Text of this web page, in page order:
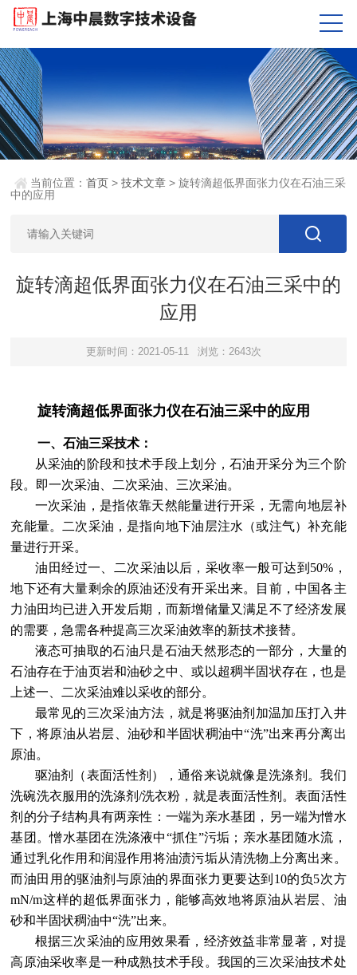
当前位置：首页 >技术文章 > 旋转滴超低界面张力仪在石油三采
中的应用
旋转滴超低界面张力仪在石油三采中的
应用
更新时间：2021-05-11 浏览：2643次
旋转滴超低界面张力仪在石油三采中的应用
一、石油三采技术：
从采油的阶段和技术手段上划分，石油开采分为三个阶
段。即一次采油、二次采油、三次采油。
一次采油，是指依靠天然能量进行开采，无需向地层补
充能量。二次采油，是指向地下油层注水（或注气）补充能
量进行开采。
油田经过一、二次采油以后，采收率一般可达到50%，
地下还有大量剩余的原油还没有开采出来。目前，中国各主
力油田均已进入开发后期，而新增储量又满足不了经济发展
的需要，急需各种提高三次采油效率的新技术接替。
液态可抽取的石油只是石油天然形态的一部分，大量的
石油存在于油页岩和油砂之中、或以超稠半固状存在，也是
上述一、二次采油难以采收的部分。
最常见的三次采油方法，就是将驱油剂加温加压打入井
下，将原油从岩层、油砂和半固状稠油中“洗”出来再分离出
原油。
驱油剂（表面活性剂），通俗来说就像是洗涤剂。我们
洗碗洗衣服用的洗涤剂/洗衣粉，就是表面活性剂。表面活性
剂的分子结构具有两亲性：一端为亲水基团，另一端为憎水
基团。憎水基团在洗涤液中“抓住”污垢；亲水基团随水流，
通过乳化作用和润湿作用将油渍污垢从清洗物上分离出来。
而油田用的驱油剂与原油的界面张力更要达到10的负5次方
mN/m这样的超低界面张力，能够高效地将原油从岩层、油
砂和半固状稠油中“洗”出来。
根据三次采油的应用效果看，经济效益非常显著，对提
高原油采收率是一种成熟技术手段。我国的三次采油技术处